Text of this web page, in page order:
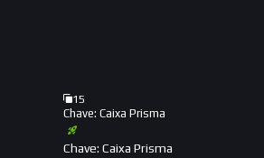
15
Chave: Caixa Prisma
Chave: Caixa Prisma